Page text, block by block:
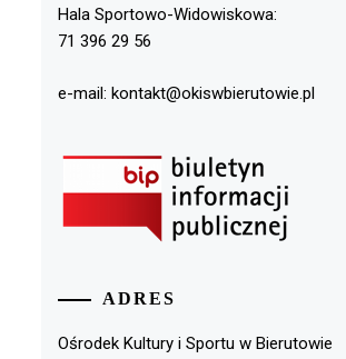
Hala Sportowo-Widowiskowa:
71 396 29 56
e-mail: kontakt@okiswbierutowie.pl
ADRES
Ośrodek Kultury i Sportu w Bierutowie